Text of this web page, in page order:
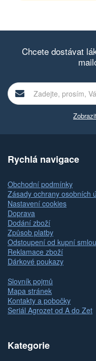
Chcete dostávat
Rychlá navigace
Obchodní podmínky
Zásady ochrany osobních
Nastavení cookies
Doprava
Dodání zboží
Způsob platby
Odstoupení od kupní
Reklamace zboží
Dárkové poukazy
Slovník pojmů
Mapa stránek
Kontakty a pobočky
Seriál Agrozet od A do Zet
Kategorie